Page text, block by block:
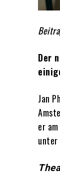
Der
Jan
er
unter